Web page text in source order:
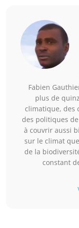
Fabien
plus de
climatique, des
des politiques
à couvrir aussi
sur le climat
de la
constant